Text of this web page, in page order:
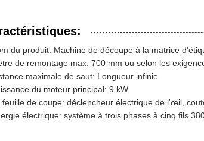
du produit: Machine de découpe à la matrice
de remontage max: 700 mm ou selon les
maximale de saut: Longueur infinie
du moteur principal: 9 kW
feuille de coupe: déclencheur électrique de l'œil,
électrique: système à trois phases à cinq fils